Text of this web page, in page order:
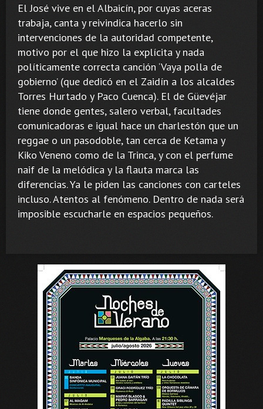
El José vive en el Albaicín, por cuyas aceras
trabaja, canta y reivindica hacerlo sin
intervenciones de la autoridad competente,
motivo por el que hizo la explícita y nada
políticamente correcta canción ‘Vaya polla de
gobierno’ (que dedicó en el Zaidín a los alcaldes
Torres Hurtado y Paco Cuenca). El de Güevéjar
tiene donde gentes, salero verbal, facultades
comunicadoras e igual hace un charlestón que un
reggae o un pasodoble, tan cerca de Ketama y
Kiko Veneno como de la Trinca, y con el perfume
naif de la melódica y la flauta marca las
diferencias. Ya le piden las canciones con carteles
incluso. Atentos al fenómeno. Dentro de nada será
imposible escucharle en espacios pequeños.